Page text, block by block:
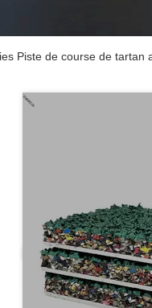
Piste de course de